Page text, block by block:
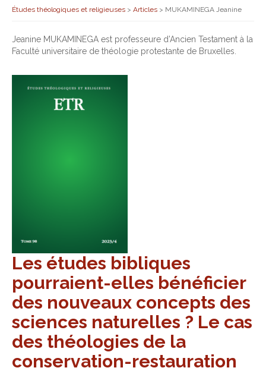
Études théologiques et religieuses > Articles > MUKAMINEGA Jeanine
Jeanine MUKAMINEGA est professeure d’Ancien Testament à la
Faculté universitaire de théologie protestante de Bruxelles.
Les études bibliques
pourraient-elles bénéficier
des nouveaux concepts des
sciences naturelles ? Le cas
des théologies de la
conservation-restauration